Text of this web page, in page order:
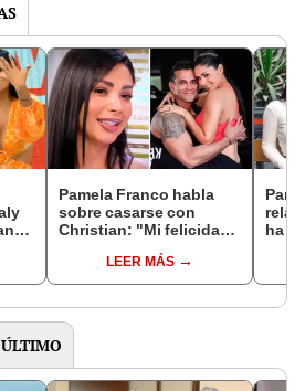
Pamela Franco habla
sobre casarse con
Christian: "Mi felicidad
anillo"LEER MÁS
ha